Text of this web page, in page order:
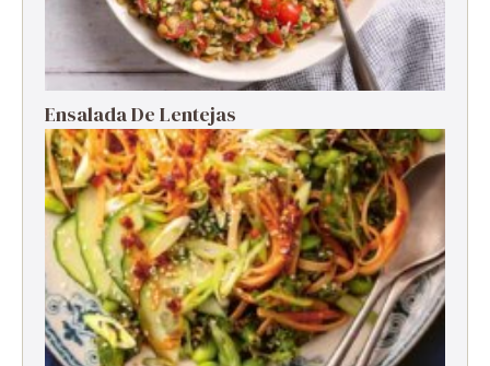
Ensalada De Lentejas